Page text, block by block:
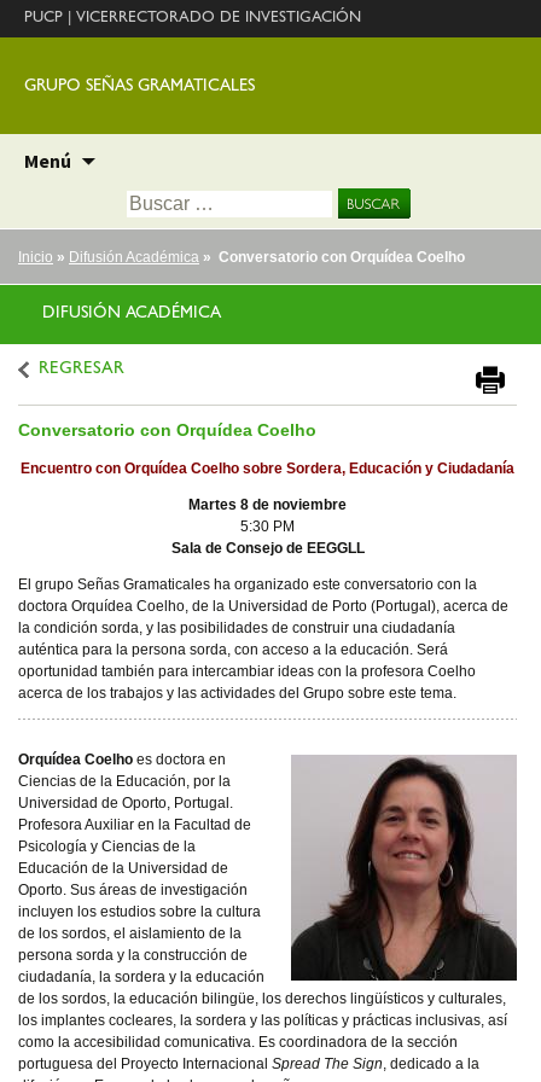
PUCP VICERRECTORADO DE INVESTIGACIÓN
GRUPO SEÑAS GRAMATICALES
Menú
contenido
Buscar:
Inicio » Difusión Académica » Conversatorio con Orquídea Coelho
DIFUSIÓN ACADÉMICA
REGRESAR
Conversatorio con Orquídea Coelho
Encuentro con Orquídea Coelho sobre Sordera, Educación y Ciudadanía
Martes 8 de noviembre
5:30 PM
Sala de Consejo de EEGGLL
El grupo Señas Gramaticales ha organizado este conversatorio con la
doctora Orquídea Coelho, de la Universidad de Porto (Portugal), acerca de
la condición sorda, y las posibilidades de construir una ciudadanía
auténtica para la persona sorda, con acceso a la educación. Será
oportunidad también para intercambiar ideas con la profesora Coelho
acerca de los trabajos y las actividades del Grupo sobre este tema.
Orquídea Coelho es doctora en
Ciencias de la Educación, por la
Universidad de Oporto, Portugal.
Profesora Auxiliar en la Facultad de
Psicología y Ciencias de la
Educación de la Universidad de
Oporto. Sus áreas de investigación
incluyen los estudios sobre la cultura
de los sordos, el aislamiento de la
persona sorda y la construcción de
ciudadanía, la sordera y la educación
de los sordos, la educación bilingüe, los derechos lingüísticos y culturales,
los implantes cocleares, la sordera y las políticas y prácticas inclusivas, así
como la accesibilidad comunicativa. Es coordinadora de la sección
portuguesa del Proyecto Internacional Spread The Sign, dedicado a la